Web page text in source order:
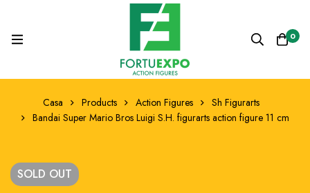
0
Casa Products Action Figures
Sh Figurarts
Bandai Super Mario Bros Luigi S.H. figurarts action figure 11 cm
SOLD OUT